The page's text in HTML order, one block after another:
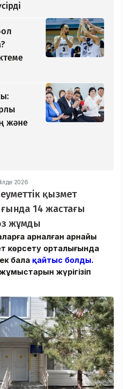
және
2026
қызмет
14 жастағы
жұмды
арналған арнайы
көрсету орталығында
бала қайтыс болды.
жүрігізіп